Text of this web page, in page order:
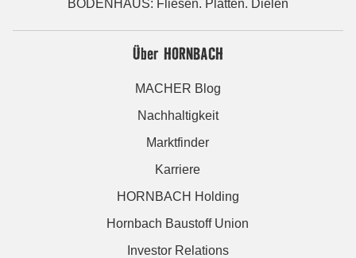
BODENHAUS: Fliesen. Platten. Dielen
Über HORNBACH
MACHER Blog
Nachhaltigkeit
Marktfinder
Karriere
HORNBACH Holding
Hornbach Baustoff Union
Investor Relations